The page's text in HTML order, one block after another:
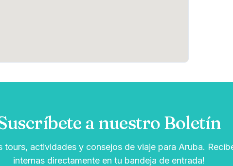
a nuestro Boletín
actividades y consejos de viaje para Aruba.
internas directamente en tu bandeja de entrada!